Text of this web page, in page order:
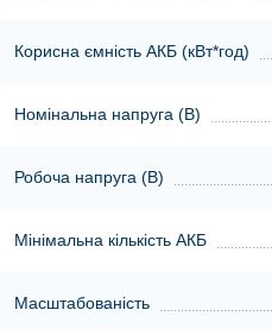
Корисна ємність АКБ (кВт*год)
Номінальна напруга (В)
Робоча напруга (В)
Мінімальна кількість АКБ
Масштабованість